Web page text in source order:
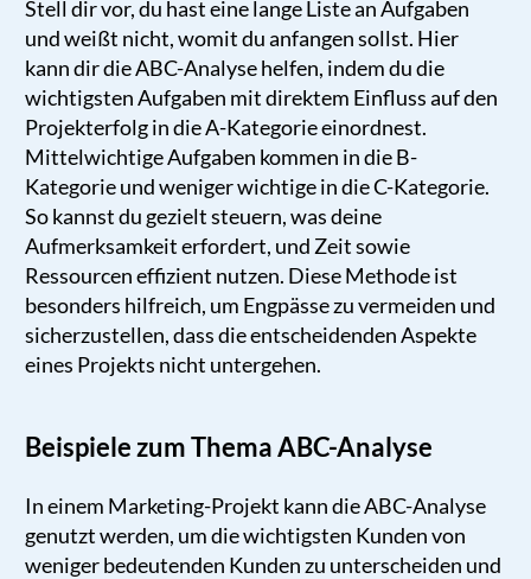
Stell dir vor, du hast eine lange Liste an Aufgaben
und weißt nicht, womit du anfangen sollst. Hier
kann dir die ABC-Analyse helfen, indem du die
wichtigsten Aufgaben mit direktem Einfluss auf den
Projekterfolg in die A-Kategorie einordnest.
Mittelwichtige Aufgaben kommen in die B-
Kategorie und weniger wichtige in die C-Kategorie.
So kannst du gezielt steuern, was deine
Aufmerksamkeit erfordert, und Zeit sowie
Ressourcen effizient nutzen. Diese Methode ist
besonders hilfreich, um Engpässe zu vermeiden und
sicherzustellen, dass die entscheidenden Aspekte
eines Projekts nicht untergehen.
Beispiele zum Thema ABC-Analyse
In einem Marketing-Projekt kann die ABC-Analyse
genutzt werden, um die wichtigsten Kunden von
weniger bedeutenden Kunden zu unterscheiden und